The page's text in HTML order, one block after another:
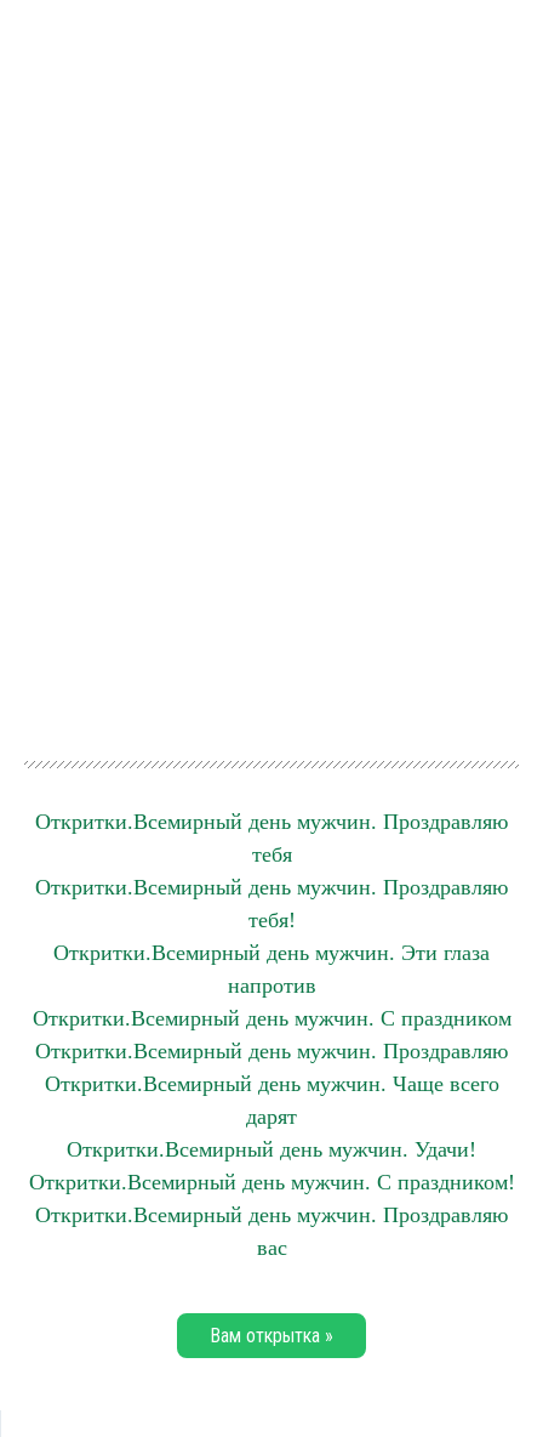
Откритки.Всемирный день мужчин. Проздравляю
тебя
Откритки.Всемирный день мужчин. Проздравляю
тебя!
Откритки.Всемирный день мужчин. Эти глаза
напротив
Откритки.Всемирный день мужчин. С праздником
Откритки.Всемирный день мужчин. Проздравляю
Откритки.Всемирный день мужчин. Чаще всего
дарят
Откритки.Всемирный день мужчин. Удачи!
Откритки.Всемирный день мужчин. С праздником!
Откритки.Всемирный день мужчин. Проздравляю
вас
Вам открытка »